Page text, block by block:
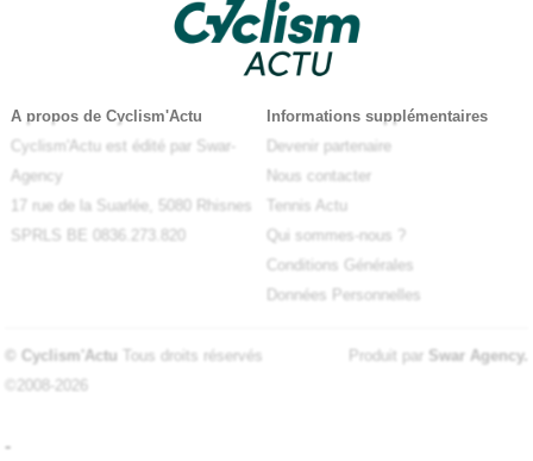
A propos de Cyclism'Actu
Cyclism'Actu est édité par Swar-
Agency
17 rue de la Suarlée, 5080 Rhisnes
SPRLS BE 0836.273.820
Informations supplémentaires
Devenir partenaire
Nous contacter
Tennis Actu
Qui sommes-nous ?
Conditions Générales
Données Personnelles
© Cyclism'Actu Tous droits réservés
©2008-2026
Produit par Swar Agency.
-